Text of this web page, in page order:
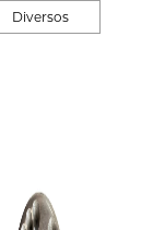
Diversos